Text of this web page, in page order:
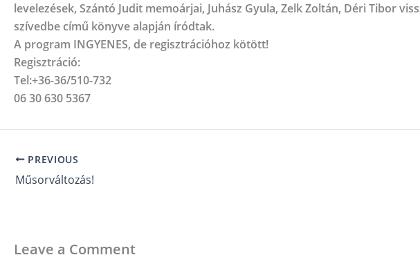
levelezések, Szántó Judit memoárjai, Juhász Gyula, Zelk Zoltán, Déri Tibor
szívedbe című könyve alapján íródtak.
A program INGYENES, de regisztrációhoz kötött!
Regisztráció:
Tel:+36-36/510-732
06 30 630 5367
PREVIOUS
Műsorváltozás!
Leave a Comment